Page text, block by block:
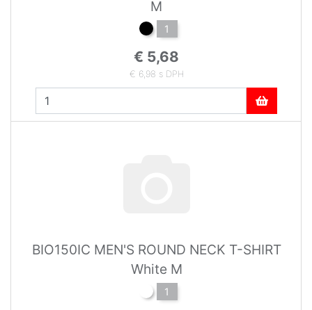
M
1
€ 5,68
€ 6,98 s DPH
BIO150IC MEN'S ROUND NECK T-SHIRT
White M
1